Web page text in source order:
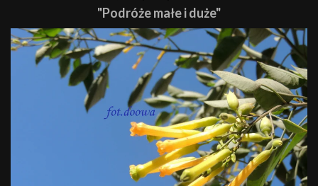
"Podróże małe i duże"